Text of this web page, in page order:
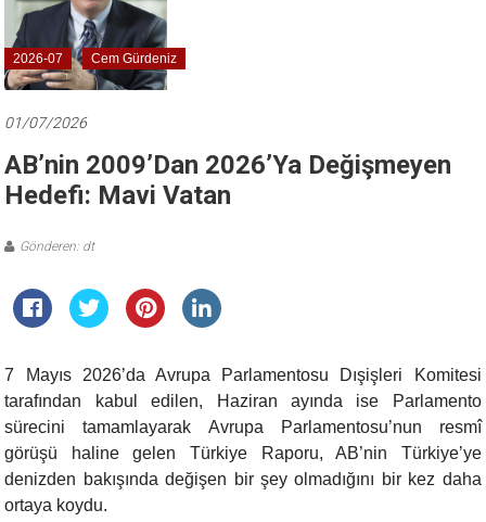
2026-07 Cem Gürdeniz
01/07/2026
AB’nin 2009’dan 2026’ya Değişmeyen
Hedefi: Mavi Vatan
Gönderen: dt
7 Mayıs 2026’da Avrupa Parlamentosu Dışişleri Komitesi
tarafından kabul edilen, Haziran ayında ise Parlamento
sürecini tamamlayarak Avrupa Parlamentosu’nun resmî
görüşü haline gelen Türkiye Raporu, AB’nin Türkiye’ye
denizden bakışında değişen bir şey olmadığını bir kez daha
ortaya koydu.